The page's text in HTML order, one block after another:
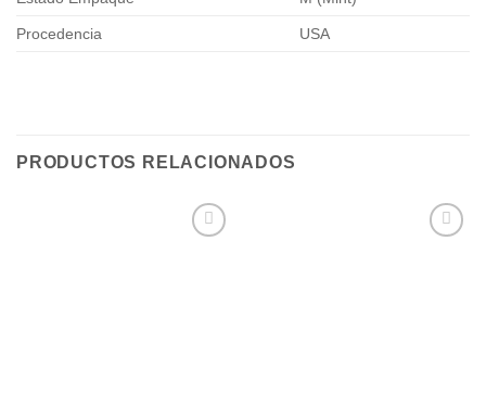
Procedencia USA
PRODUCTOS RELACIONADOS